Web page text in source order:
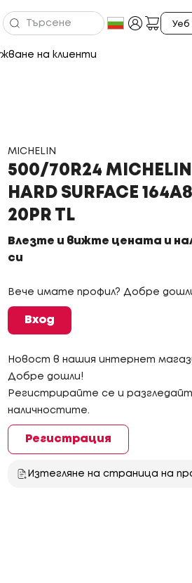
на клиенти
MICHELIN
500/70R24
HARD SURFACE
20PR TL
Влезте и вижте цената и
си
Вече имате профил? Добре
Вход
Новост в нашия интернет
Добре дошли!
Регистрирайте се и
наличностите.
Регистрация
Изтегляне на страница на